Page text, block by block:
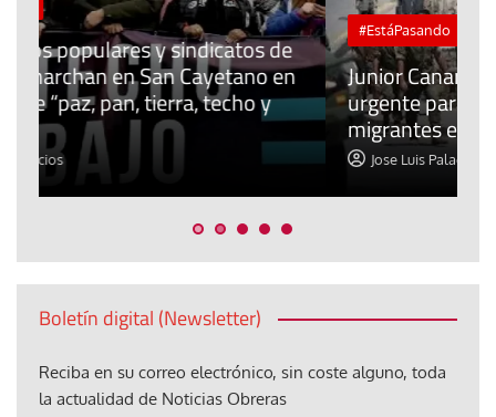
#EstáPasando
Junior Canarias reclama una respuesta
urgente para proteger a los menores
migrantes en Ceuta
Jose Luis Palacios
Boletín digital (Newsletter)
Reciba en su correo electrónico, sin coste alguno, toda
la actualidad de Noticias Obreras